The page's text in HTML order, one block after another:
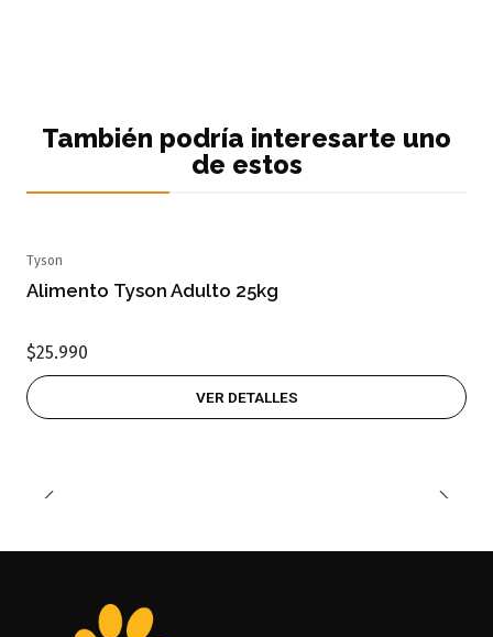
También podría interesarte uno
de estos
Tyson
Alimento Tyson Adulto 25kg
$25.990
VER DETALLES